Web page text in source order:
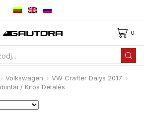
0
Volkswagen
VW Crafter Dalys 2017
/ Kitos Detalės